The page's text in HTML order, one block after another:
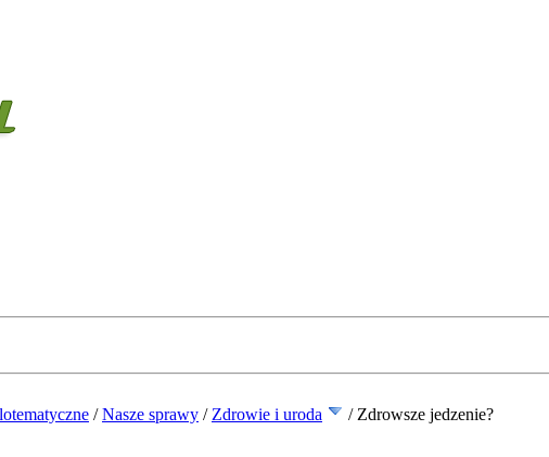
/Nasze sprawy / Zdrowie i uroda / Zdrowsze jedzenie?